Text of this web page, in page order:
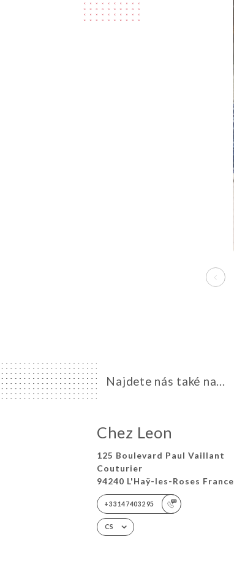
Najdete nás také na...
Chez Leon
125 Boulevard Paul Vaillant
Couturier
94240 L'Haÿ-les-Roses France
+33147403295
CS